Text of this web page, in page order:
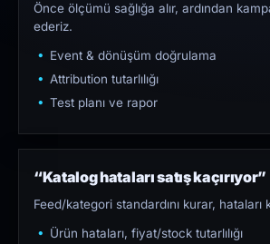
Önce ölçümü sağlığa alır, ardından
ederiz.
Event & dönüşüm doğrulama
Attribution tutarlılığı
Test planı ve rapor
“Katalog hataları satış kaçırıyor”
Feed/kategori standardını kurar, hataları
Ürün hataları, fiyat/stock tutarlılığı